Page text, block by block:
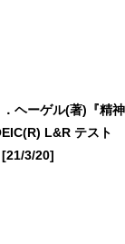
ヘーゲル(著)『精
L&R テスト
3/20]